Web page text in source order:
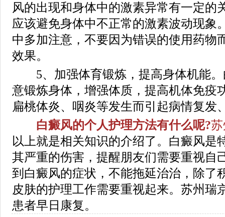
风的出现和身体中的激素异常有一定的
应该避免身体中不正常的激素波动现象
中多加注意，不要因为错误的使用药物
效果。
5、加强体育锻炼，提高身体机能。
意锻炼身体，增强体质，提高机体免疫
扁桃体炎、咽炎等发生而引起病情复发
白癜风的个人护理方法有什么呢?
以上就是相关知识的介绍了。白癜风是
其严重的伤害，提醒朋友们需要重视自
到白癜风的症状，不能拖延治治，除了
皮肤的护理工作需要重视起来。苏州瑞
患者早日康复。